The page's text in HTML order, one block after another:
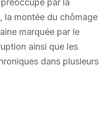
la montée du chômage
marquée par le
ainsi que les
dans plusieurs